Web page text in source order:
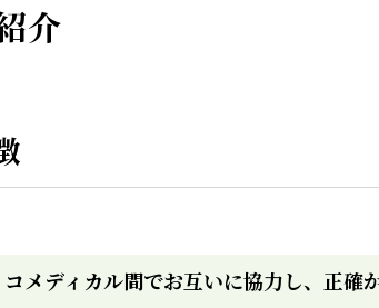
介
メディカル間でお互いに協力し、正